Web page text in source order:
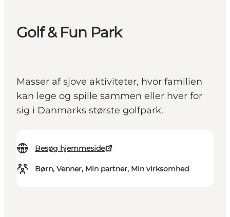
Golf & Fun Park
Masser af sjove aktiviteter, hvor familien
kan lege og spille sammen eller hver for
sig i Danmarks største golfpark.
Besøg hjemmeside
Børn, Venner, Min partner, Min virksomhed